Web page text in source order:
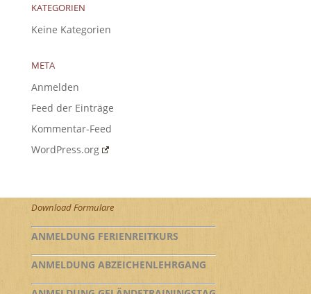
KATEGORIEN
Keine Kategorien
META
Anmelden
Feed der Einträge
Kommentar-Feed
WordPress.org
Download Formulare
ANMELDUNG FERIENREITKURS
ANMELDUNG ABZEICHENLEHRGANG